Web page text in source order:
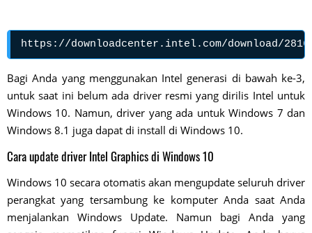
https://downloadcenter.intel.com/download/
Bagi Anda yang menggunakan Intel generasi di bawah ke-3,
untuk saat ini belum ada driver resmi yang dirilis Intel untuk
Windows 10. Namun, driver yang ada untuk Windows 7 dan
Windows 8.1 juga dapat di install di Windows 10.
Cara update driver Intel Graphics di Windows 10
Windows 10 secara otomatis akan mengupdate seluruh driver
perangkat yang tersambung ke komputer Anda saat Anda
menjalankan Windows Update. Namun bagi Anda yang